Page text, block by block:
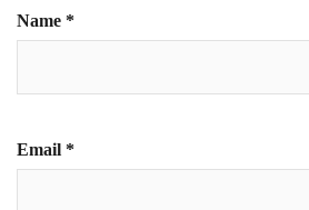
Name *
Email *